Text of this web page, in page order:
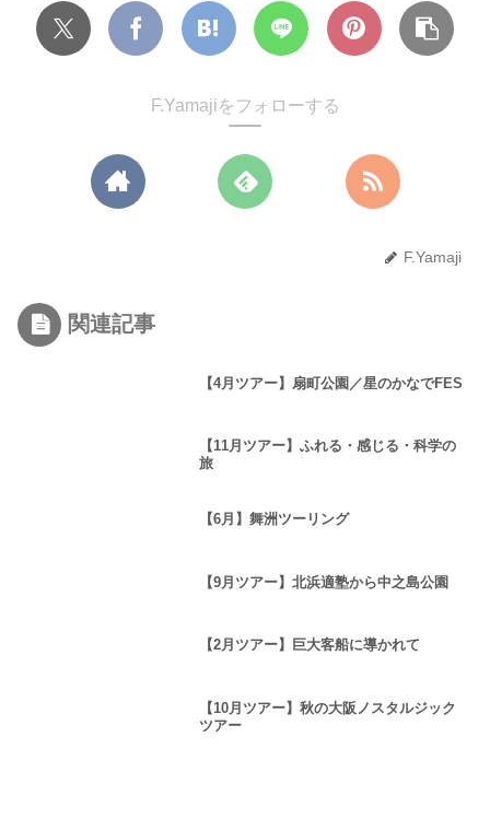
F.Yamajiをフォローする
F.Yamaji
関連記事
【4月ツアー】扇町公園／星のかなでFES
【11月ツアー】ふれる・感じる・科学の
旅
【6月】舞洲ツーリング
【9月ツアー】北浜適塾から中之島公園
【2月ツアー】巨大客船に導かれて
【10月ツアー】秋の大阪ノスタルジック
ツアー